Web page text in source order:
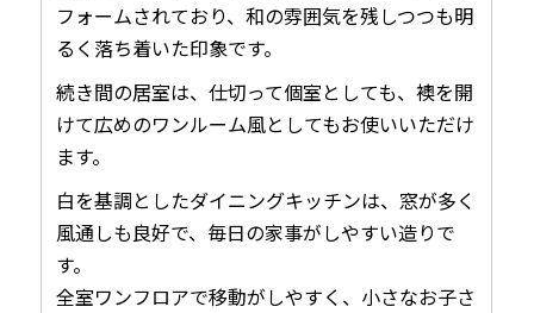
フォームされており、和の雰囲気を残しつつも明
るく落ち着いた印象です。
続き間の居室は、仕切って個室としても、襖を開
けて広めのワンルーム風としてもお使いいただけ
ます。
白を基調としたダイニングキッチンは、窓が多く
風通しも良好で、毎日の家事がしやすい造りで
す。
全室ワンフロアで移動がしやすく、小さなお子さ